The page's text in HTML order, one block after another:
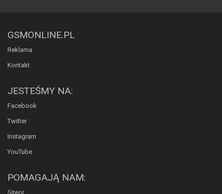
GSMONLINE.PL
Reklama
Kontakt
JESTEŚMY NA:
Facebook
Twitter
Instagram
YouTube
POMAGAJĄ NAM:
Siteor